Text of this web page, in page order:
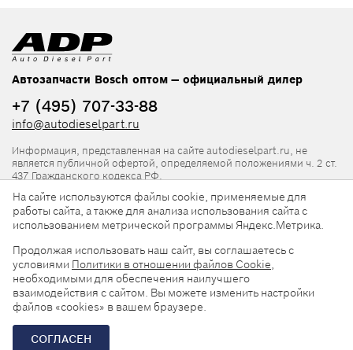
Автозапчасти Bosch оптом — официальный дилер
+7 (495) 707-33-88
info@autodieselpart.ru
Информация, представленная на сайте autodieselpart.ru, не
является публичной офертой, определяемой положениями ч. 2 ст.
437 Гражданского кодекса РФ.
Нормативная документация
ADP в социальных сетях
© 2026, ООО «АвтоДизельПарт». Все права защищены.
Разработка сайта —
На сайте используются файлы cookie, применяемые для
работы сайта, а также для анализа использования сайта с
использованием метрической программы Яндекс.Метрика.
Продолжая использовать наш сайт, вы соглашаетесь с
условиями Политики в отношении файлов Cookie,
необходимыми для обеспечения наилучшего
взаимодействия с сайтом. Вы можете изменить настройки
файлов «cookies» в вашем браузере.
СОГЛАСЕН